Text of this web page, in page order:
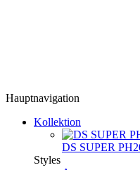
Hauptnavigation
Kollektion
DS SUPER
Styles